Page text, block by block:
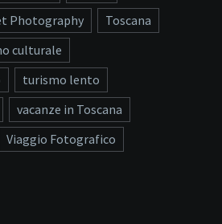
Photography
Toscana
culturale
turismo lento
vacanze in Toscana
Viaggio Fotografico